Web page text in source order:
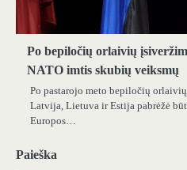
Po bepiločių orlaivių
NATO imtis skubių veiksmų
Po pastarojo meto bepiločių
Latvija, Lietuva ir Estija pabrėžė
Europos…
Paieška